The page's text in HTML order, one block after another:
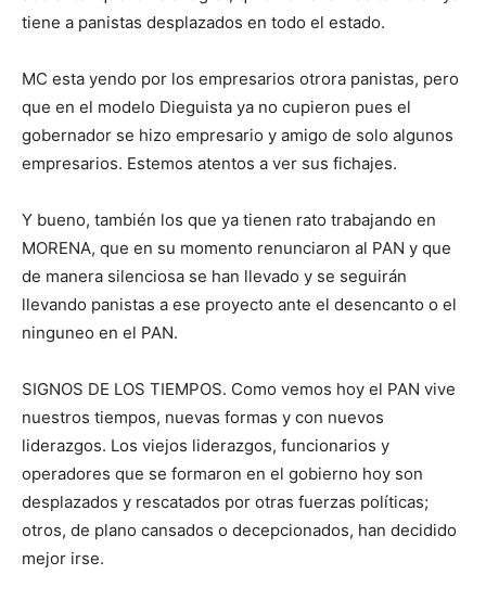
tiene a panistas desplazados en todo el estado.
MC esta yendo por los empresarios otrora panistas, pero
que en el modelo Dieguista ya no cupieron pues el
gobernador se hizo empresario y amigo de solo algunos
empresarios. Estemos atentos a ver sus fichajes.
Y bueno, también los que ya tienen rato trabajando en
MORENA, que en su momento renunciaron al PAN y que
de manera silenciosa se han llevado y se seguirán
llevando panistas a ese proyecto ante el desencanto o el
ninguneo en el PAN.
SIGNOS DE LOS TIEMPOS. Como vemos hoy el PAN vive
nuestros tiempos, nuevas formas y con nuevos
liderazgos. Los viejos liderazgos, funcionarios y
operadores que se formaron en el gobierno hoy son
desplazados y rescatados por otras fuerzas políticas;
otros, de plano cansados o decepcionados, han decidido
mejor irse.